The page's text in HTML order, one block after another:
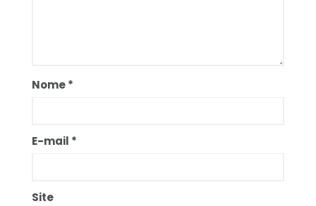
Nome*
E-mail *
Site